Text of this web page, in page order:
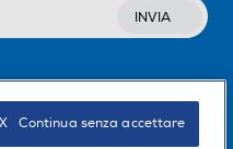
INVIA
X   Continua senza accettare